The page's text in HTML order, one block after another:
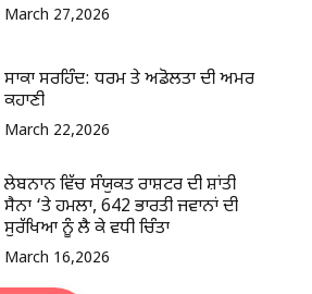
March 27,2026
ਸਾਕਾ ਸਰਹਿੰਦ: ਧਰਮ ਤੇ ਅਡੋਲਤਾ ਦੀ ਅਮਰ
ਕਹਾਣੀ
March 22,2026
ਲੇਬਨਾਨ ਵਿੱਚ ਸੰਯੁਕਤ ਰਾਸ਼ਟਰ ਦੀ ਸ਼ਾਂਤੀ
ਸੈਨਾ ‘ਤੇ ਹਮਲਾ, 642 ਭਾਰਤੀ ਜਵਾਨਾਂ ਦੀ
ਸੁਰੱਖਿਆ ਨੂੰ ਲੈ ਕੇ ਵਧੀ ਚਿੰਤਾ
March 16,2026